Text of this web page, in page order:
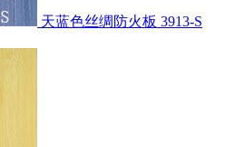
天蓝色丝绸防火板 3913-S